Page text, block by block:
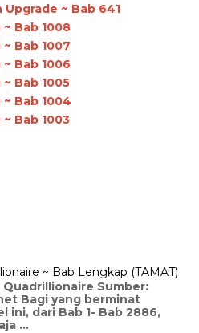
Upgrade ~ Bab 641
Bab 1008
Bab 1007
Bab 1006
Bab 1005
Bab 1004
Bab 1003
~ Bab Lengkap (TAMAT)
Sumber:
Bagi yang berminat
ini, dari Bab 1- Bab 2886,
...